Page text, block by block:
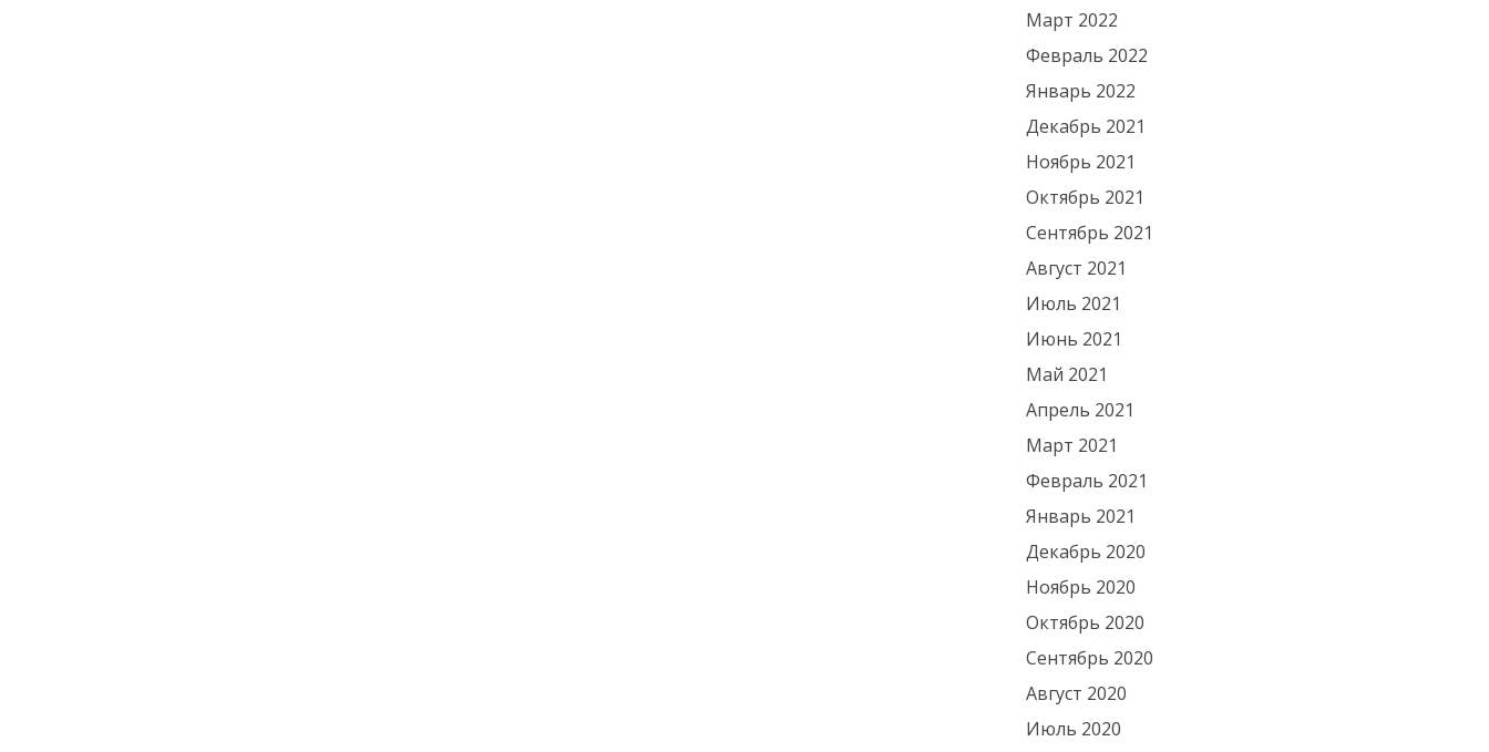
Март 2022
Февраль 2022
Январь 2022
Декабрь 2021
Ноябрь 2021
Октябрь 2021
Сентябрь 2021
Август 2021
Июль 2021
Июнь 2021
Май 2021
Апрель 2021
Март 2021
Февраль 2021
Январь 2021
Декабрь 2020
Ноябрь 2020
Октябрь 2020
Сентябрь 2020
Август 2020
Июль 2020